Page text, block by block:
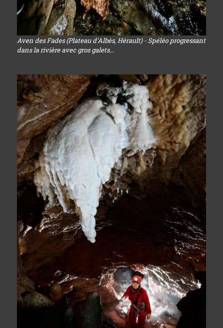
Aven des Fades (Plateau d'Albès, Hérault) - Spéléo progressant
dans la rivière avec gros galets...